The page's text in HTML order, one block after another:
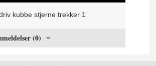
kubbe stjerne trekker 1
(0)